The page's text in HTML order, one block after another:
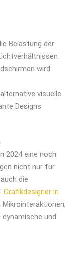
Belastung der
wird
visuelle
Designs
2024 eine noch
nicht nur für
die
Grafikdesigner in
Mikrointeraktionen,
und